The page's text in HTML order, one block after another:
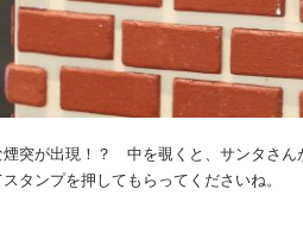
突が出現！？ 中を覗くと、サンタさ
タンプを押してもらってくださいね。